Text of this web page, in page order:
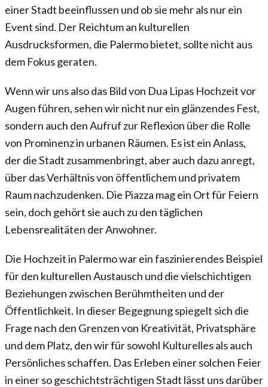
einer Stadt beeinflussen und ob sie mehr als nur ein
Event sind. Der Reichtum an kulturellen
Ausdrucksformen, die Palermo bietet, sollte nicht aus
dem Fokus geraten.
Wenn wir uns also das Bild von Dua Lipas Hochzeit vor
Augen führen, sehen wir nicht nur ein glänzendes Fest,
sondern auch den Aufruf zur Reflexion über die Rolle
von Prominenz in urbanen Räumen. Es ist ein Anlass,
der die Stadt zusammenbringt, aber auch dazu anregt,
über das Verhältnis von öffentlichem und privatem
Raum nachzudenken. Die Piazza mag ein Ort für Feiern
sein, doch gehört sie auch zu den täglichen
Lebensrealitäten der Anwohner.
Die Hochzeit in Palermo war ein faszinierendes Beispiel
für den kulturellen Austausch und die vielschichtigen
Beziehungen zwischen Berühmtheiten und der
Öffentlichkeit. In dieser Begegnung spiegelt sich die
Frage nach den Grenzen von Kreativität, Privatsphäre
und dem Platz, den wir für sowohl Kulturelles als auch
Persönliches schaffen. Das Erleben einer solchen Feier
in einer so geschichtsträchtigen Stadt lässt uns darüber